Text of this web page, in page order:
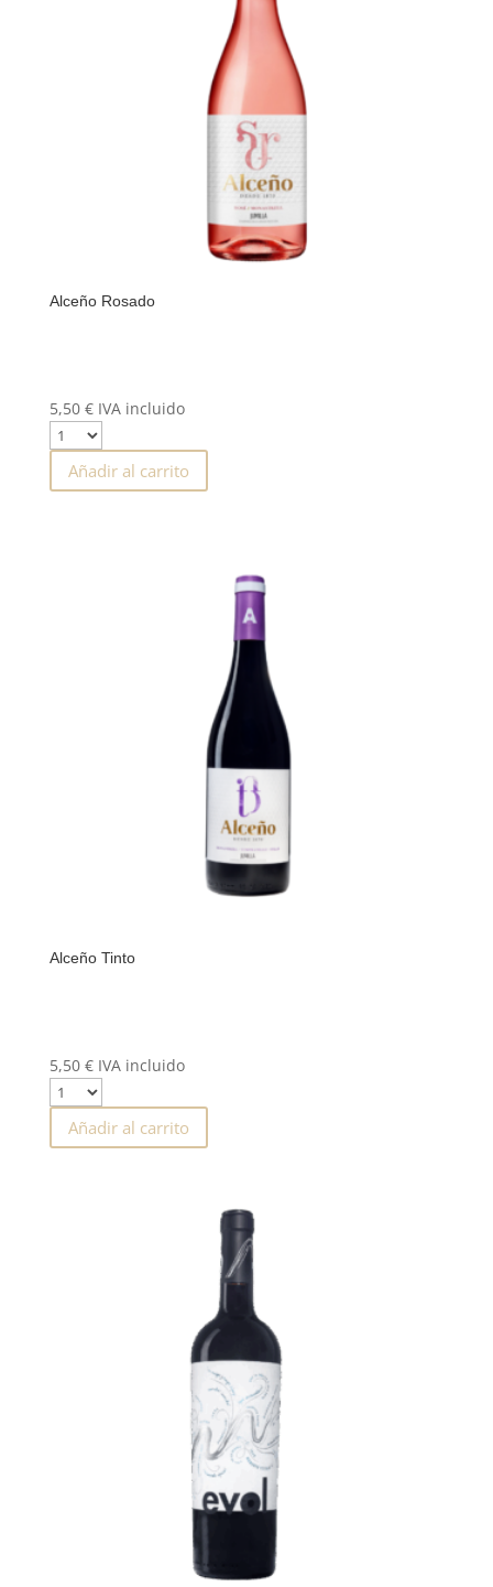
Alceño Rosado
5,50 € IVA incluido
Añadir al carrito
Alceño Tinto
5,50 € IVA incluido
Añadir al carrito